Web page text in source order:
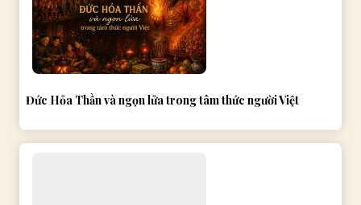
Đức Hỏa Thần và ngọn lửa trong tâm thức người Việt